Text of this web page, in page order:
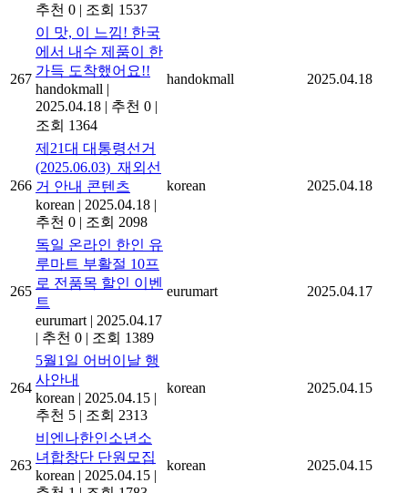
추천 0 | 조회 1537
267
이 맛, 이 느낌! 한국
에서 내수 제품이 한
가득 도착했어요!!
handokmall |
2025.04.18 | 추천 0 |
조회 1364
handokmall 2025.04.18
266
제21대 대통령선거
(2025.06.03)_재외선
거 안내 콘텐츠
korean | 2025.04.18 |
추천 0 | 조회 2098
korean 2025.04.18
265
독일 온라인 한인 유
루마트 부활절 10프
로 전품목 할인 이벤
트
eurumart | 2025.04.17
| 추천 0 | 조회 1389
eurumart 2025.04.17
264
5월1일 어버이날 행
사안내
korean | 2025.04.15 |
추천 5 | 조회 2313
korean 2025.04.15
263
비엔나한인소년소
녀합창단 단원모집
korean | 2025.04.15 |
korean 2025.04.15